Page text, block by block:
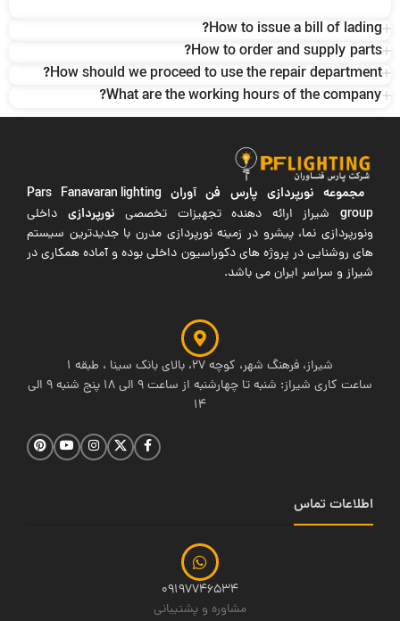
How to issue a bill of lading?
How to order and supply parts?
How should we proceed to use the repair department?
What are the working hours of the company?
مجموعه نورپردازی پارس فن آوران Pars Fanavaran lighting
groupشیراز ارائه دهنده تجهیزات تخصصی نورپردازی داخلی
ونورپردازی نما، پیشرو در زمینه نورپردازی مدرن با جدیدترین سیستم
های روشنایی در پروژه های دکوراسیون داخلی بوده و آماده همکاری در
شیراز و سراسر ایران می باشد.
شیراز، فرهنگ شهر، کوچه 27، بالای بانک سینا ، طبقه 1
ساعت کاری شیراز: شنبه تا چهارشنبه از ساعت 9 الی 18 پنج شنبه 9 الی
14
اطلاعات تماس
09197746534
مشاوره و پشتیبانی